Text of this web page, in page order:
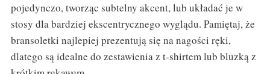
pojedynczo, tworząc subtelny akcent, lub układać je w
stosy dla bardziej ekscentrycznego wyglądu. Pamiętaj, że
bransoletki najlepiej prezentują się na nagości ręki,
dlatego są idealne do zestawienia z t-shirtem lub bluzką z